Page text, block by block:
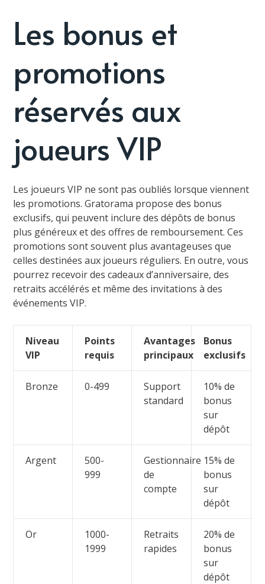
Les bonus et
promotions
réservés aux
joueurs VIP
Les joueurs VIP ne sont pas oubliés lorsque viennent
les promotions. Gratorama propose des bonus
exclusifs, qui peuvent inclure des dépôts de bonus
plus généreux et des offres de remboursement. Ces
promotions sont souvent plus avantageuses que
celles destinées aux joueurs réguliers. En outre, vous
pourrez recevoir des cadeaux d’anniversaire, des
retraits accélérés et même des invitations à des
événements VIP.
Niveau
VIP
Points
requis
Avantages
principaux
Bonus
exclusifs
Bronze 0-499
Support
standard
10% de
bonus
sur
dépôt
Argent
500-
999
Gestionnaire
de
compte
15% de
bonus
sur
dépôt
Or
1000-
1999
Retraits
rapides
20% de
bonus
sur
dépôt